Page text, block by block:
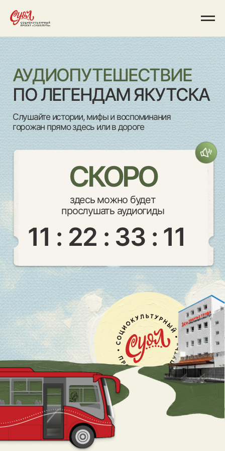
Слушайте истории, мифы и воспоминания
горожан прямо здесь или в дороге
ПО ЛЕГЕНДАМ ЯКУТСКА
СКОРО
11 : 22 : 33 : 11
прослушать аудиогиды
О проекте
КОГДА ОБЫЧНЫЙ АВТОБУС